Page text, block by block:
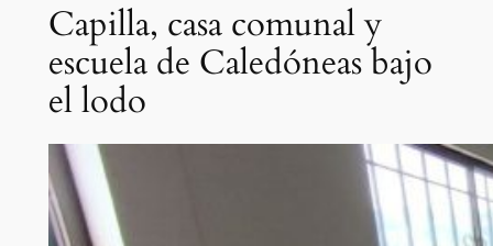
Capilla, casa comunal y
escuela de Caledóneas bajo
el lodo